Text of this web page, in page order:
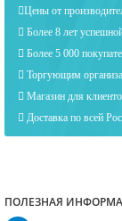
Цены от
Более 8 лет
Более 5 000
Торгующим
Магазин для
Доставка по всей
ПОЛЕЗНАЯ